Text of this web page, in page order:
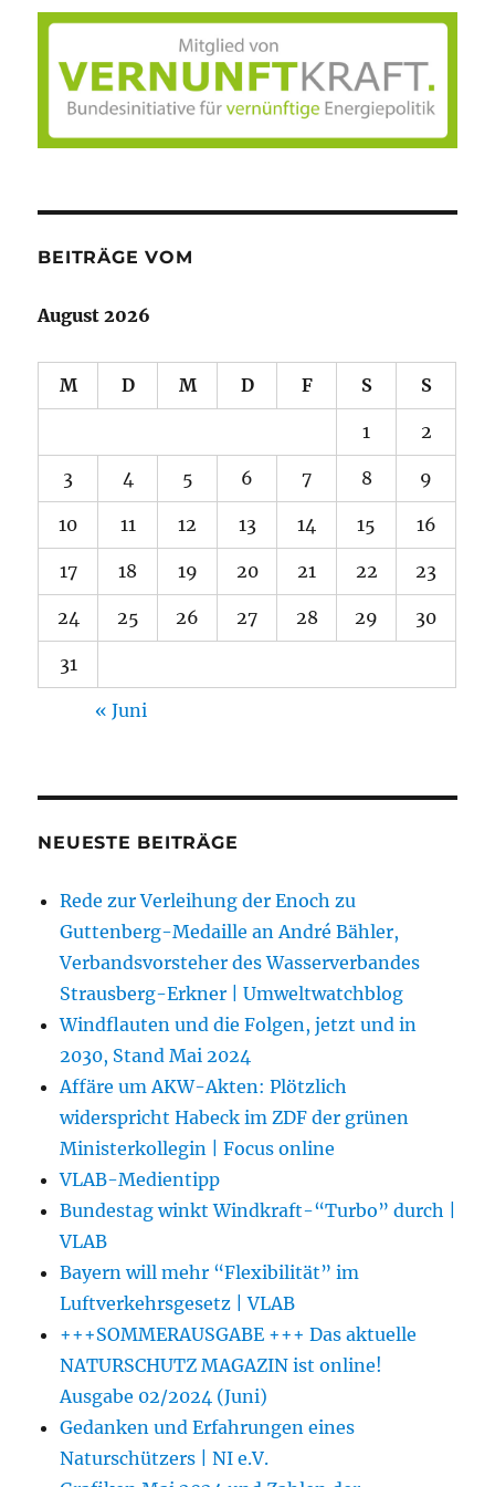
BEITRÄGE VOM
August 2026
M D M D F S S
1 2
3 4 5 6 7 8 9
10 11 12 13 14 15 16
17 18 19 20 21 22 23
24 25 26 27 28 29 30
31
« Juni
NEUESTE BEITRÄGE
Rede zur Verleihung der Enoch zu
Guttenberg-Medaille an André Bähler,
Verbandsvorsteher des Wasserverbandes
Strausberg-Erkner | Umweltwatchblog
Windflauten und die Folgen, jetzt und in
2030, Stand Mai 2024
Affäre um AKW-Akten: Plötzlich
widerspricht Habeck im ZDF der grünen
Ministerkollegin | Focus online
VLAB-Medientipp
Bundestag winkt Windkraft-“Turbo” durch |
VLAB
Bayern will mehr “Flexibilität” im
Luftverkehrsgesetz | VLAB
+++SOMMERAUSGABE +++ Das aktuelle
NATURSCHUTZ MAGAZIN ist online!
Ausgabe 02/2024 (Juni)
Gedanken und Erfahrungen eines
Naturschützers | NI e.V.